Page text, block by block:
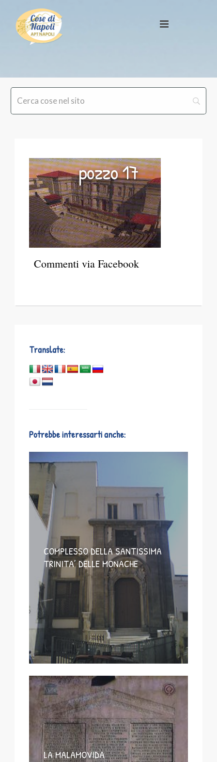
pozzo 17
Commenti via Facebook
Translate:
Potrebbe interessarti anche:
COMPLESSO DELLA SANTISSIMA
TRINITA’ DELLE MONACHE
LA MALAMOVIDA